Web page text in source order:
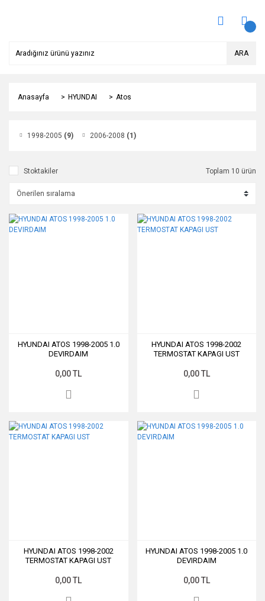
ARA
Anasayfa HYUNDAI Atos
1998-2005 (9) 2006-2008 (1)
Stoktakiler Toplam 10 ürün
HYUNDAI ATOS 1998-2005 1.0
DEVIRDAIM
0,00 TL
HYUNDAI ATOS 1998-2002
TERMOSTAT KAPAGI UST
0,00 TL
HYUNDAI ATOS 1998-2002
TERMOSTAT KAPAGI UST
0,00 TL
HYUNDAI ATOS 1998-2005 1.0
DEVIRDAIM
0,00 TL